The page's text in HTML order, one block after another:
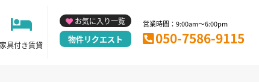
家具付き賃貸
お気に入り一覧
物件リクエスト
営業時間：9:00am～6:00pm
050-7586-9115